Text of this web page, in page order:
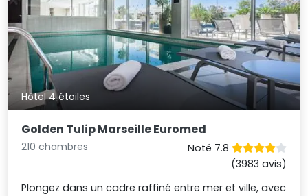
Hôtel 4 étoiles
Golden Tulip Marseille Euromed
210 chambres
Noté 7.8
(3983 avis)
Plongez dans un cadre raffiné entre mer et ville, avec